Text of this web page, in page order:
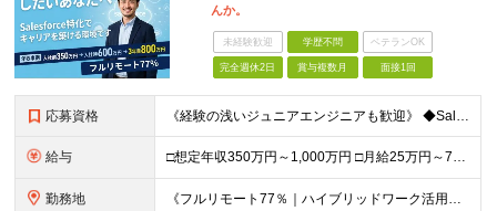
んか。
未経験歓迎 学歴不問 ベテランOK
完全週休2日 賞与複数月 面接1回
応募資格 《経験の浅いジュニアエンジニアも歓迎》 ◆Salesforceによる開発の実務経験（実務経験1年以上） ◆学歴不問 ▽歓迎要件 ※必須ではありません ・PM経験のある方、Apex／LWCの開発経験が
給与 □想定年収350万円～1,000万円 □月給25万円～75万円＋単価連動のインセンティブ＋賞与（年2回） ※月給にはみなし残業代（月20時間分／33,186円～）を含みます。超過分は全額支給 ▽試用
勤務地 《フルリモート77％｜ハイブリッドワーク活用中》 東京都23区・大阪府を中心とした各プロジェクト先となります 《本社》高知県高知市本町2-4-30-905 (変更の範囲)上記を除く当社関連勤務地